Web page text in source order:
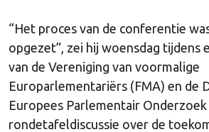
“Het proces van de conferentie
opgezet”, zei hij woensdag tijdens
van de Vereniging van voormalige
Europarlementariërs (FMA) en de
Europees Parlementair Onderzoek
rondetafeldiscussie over de